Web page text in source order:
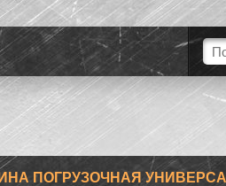
ПОГРУЗОЧНАЯ